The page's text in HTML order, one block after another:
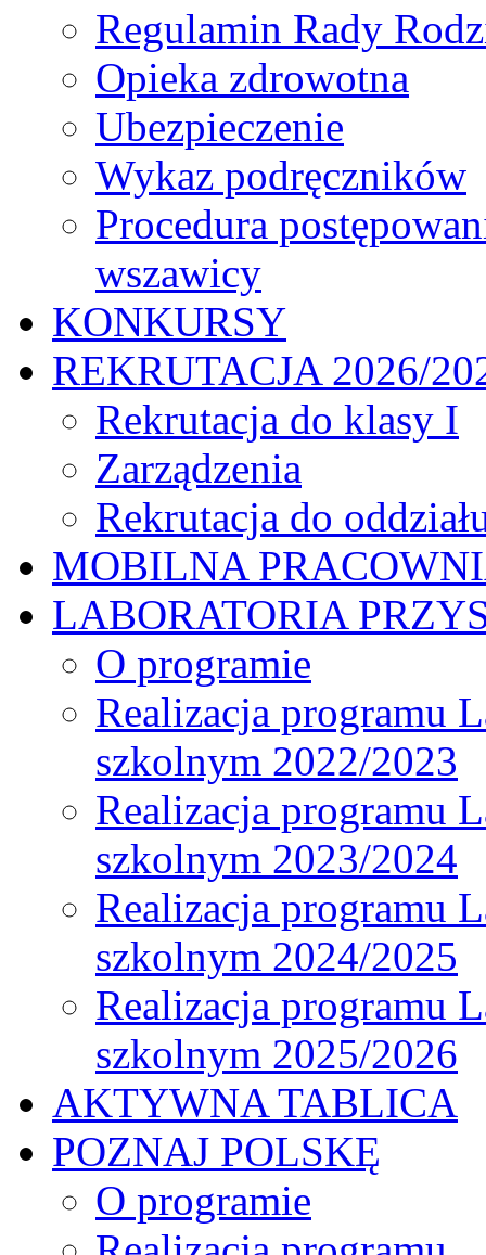
Regulamin Rady
Opieka zdrowotna
Ubezpieczenie
Wykaz podręczników
Procedura
wszawicy
KONKURSY
REKRUTACJA 2026/
Rekrutacja do klasy I
Zarządzenia
Rekrutacja do
MOBILNA
LABORATORIA
O programie
Realizacja programu
szkolnym 2022/2023
Realizacja programu
szkolnym 2023/2024
Realizacja programu
szkolnym 2024/2025
Realizacja programu
szkolnym 2025/2026
AKTYWNA TABLICA
POZNAJ POLSKĘ
O programie